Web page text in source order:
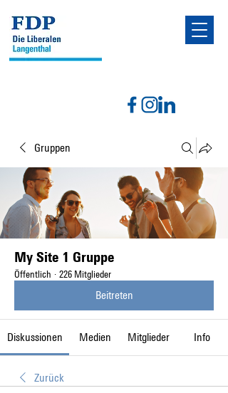
Gruppen
My Site 1 Gruppe
Öffentlich · 226 Mitglieder
Beitreten
Diskussionen Medien Mitglieder Info
Zurück